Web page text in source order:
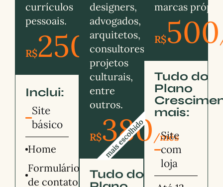
currículos
pessoais.
R$250 /mês
Inclui:
Site
básico
Home
Formulário
de contato
designers,
advogados,
arquitetos,
consultores,
projetos
culturais,
entre
outros.
R$380 /mês
Tudo do
marcas
R$500
Tudo do
Plano
mais:
Site
com
loja